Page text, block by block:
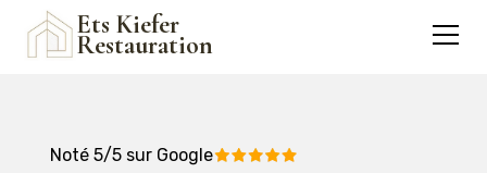
Ets Kiefer
Restauration
Noté 5/5 sur Google